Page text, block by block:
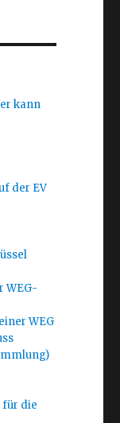
kann
der EV
WEG-
WEG
für die